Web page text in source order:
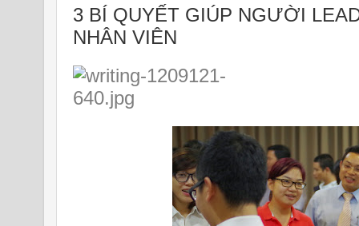
3 BÍ QUYẾT GIÚP NGƯỜI
NHÂN VIÊN